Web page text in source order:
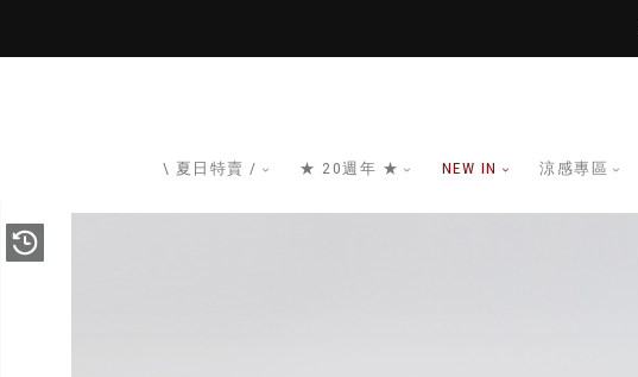
\ 夏日特賣 / ★ 20週年 ★ NEW IN 涼感專區